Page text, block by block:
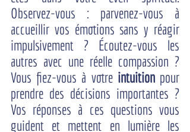
Observez-vous : parvenez-vous à
accueillir vos émotions sans y réagir
impulsivement ? Écoutez-vous les
autres avec une réelle compassion ?
Vous fiez-vous à votre intuition pour
prendre des décisions importantes ?
Vos réponses à ces questions vous
guident et mettent en lumière les